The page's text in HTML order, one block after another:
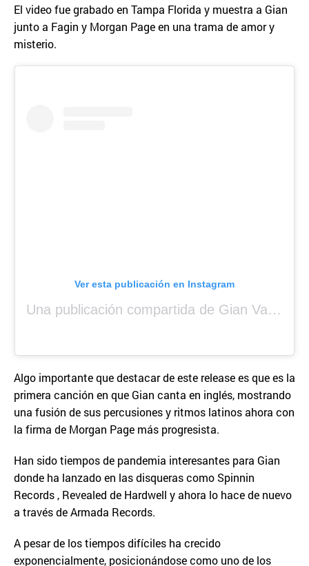
El video fue grabado en Tampa Florida y muestra a Gian
junto a Fagin y Morgan Page en una trama de amor y
misterio.
Ver esta publicación en Instagram
Una publicación compartida de Gian Varela (@gianvarela)
Algo importante que destacar de este release es que es la
primera canción en que Gian canta en inglés, mostrando
una fusión de sus percusiones y ritmos latinos ahora con
la firma de Morgan Page más progresista.
Han sido tiempos de pandemia interesantes para Gian
donde ha lanzado en las disqueras como Spinnin
Records , Revealed de Hardwell y ahora lo hace de nuevo
a través de Armada Records.
A pesar de los tiempos difíciles ha crecido
exponencialmente, posicionándose como uno de los